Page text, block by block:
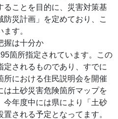
ことを目的に、災害対策基
災計画」を定めており、こ
す。
握は十分か
箇所指定されています。この
されるものであり、すでに
所における住民説明会を開催
は土砂災害危険箇所マップを
今年度中には県により「土砂
される予定となってます。